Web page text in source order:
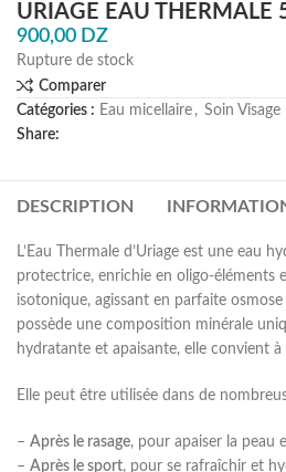
URIAGE EAU THERMALE
900,00 DZ
Rupture de stock
Comparer
Catégories : Eau micellaire , Soin Visage
Share:
DESCRIPTION
L’Eau Thermale d’Uriage est une eau
protectrice, enrichie en oligo-éléments
isotonique, agissant en parfaite
possède une composition minérale
hydratante et apaisante, elle convient
Elle peut être utilisée dans de
–Après le rasage, pour apaiser la peau
–Après le sport, pour se rafraîchir et